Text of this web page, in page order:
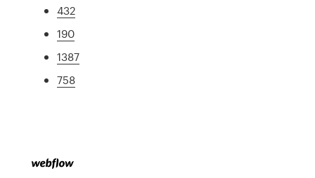
432
190
1387
758